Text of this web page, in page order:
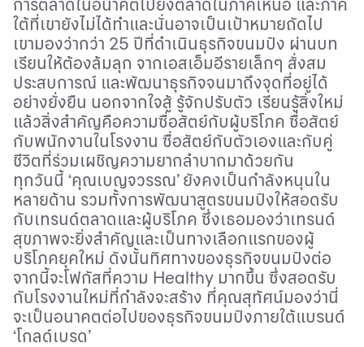
การตลาดในอนาคตไปยังตลาดในภาคเหนือ และภาค
ใต้ที่เขายังไม่ได้ทำและนั่นอาจเป็นเป้าหมายถัดไป
เขามองว่ากว่า 25 ปีที่ดำเนินธุรกิจขนมปัง ผ่านบท
เรียนให้ต้องล้มลุก จากเอสเอ็มอีรายเล็กๆ สั่งสม
ประสบการณ์ และพัฒนาธุรกิจจนมาถึงจุดที่อยู่ได้
อย่างยั่งยืน นอกจากใจสู้ รู้จักปรับตัว เรียนรู้สิ่งใหม่
แล้วสิ่งสำคัญคือความซื่อสัตย์กับผู้บริโภค ซื่อสัตย์
กับพนักงานในโรงงาน ซื่อสัตย์กับตัวเองและกับคู่
ชีวิตที่ร่วมเผชิญความยากลำบากมาด้วยกัน
ทุกวันนี้ ‘คุณเบญจวรรณ’ ยังคงเป็นกำลังหนุนใน
หลายด้าน รวมทั้งการพัฒนาสูตรขนมปังให้สอดรับ
กับเทรนด์ตลาดและผู้บริโภค ซึ่งเธอมองว่าเทรนด์
สุขภาพจะยิ่งสำคัญและเป็นทางเลือกแรกของผู้
บริโภคยุคใหม่ ดังนั้นทิศทางของธุรกิจขนมปังต่อ
จากนี้จะโฟกัสที่ความ Healthy มากขึ้น ซึ่งสอดรับ
กับโรงงานใหม่ที่กำลังจะสร้าง ที่คุณสุทัศน์มองว่านี่
จะเป็นอนาคตต่อไปของธุรกิจขนมปังภายใต้แบรนด์
‘โกลด์เบรด’